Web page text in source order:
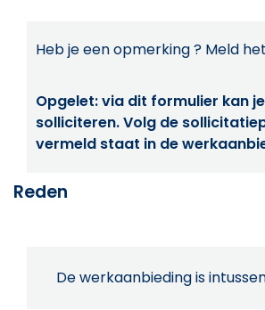
Heb je een opmerking ? Meld
Opgelet: via dit formulier kan
solliciteren. Volg de
vermeld staat in de
Reden
De werkaanbieding is